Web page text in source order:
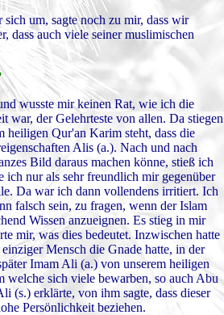
um, sagte noch zu mir, dass wir
dass auch viele seiner muslimischen
wusste mir keinen Rat, wie ich die
war, der Gelehrteste von allen. Da stiegen
heiligen Qur'an Karim steht, dass die
Alis (a.). Nach und nach
Bild daraus machen könne, stieß ich
nur als sehr freundlich mir gegenüber
Da war ich dann vollendens irritiert. Ich
falsch sein, zu fragen, wenn der Islam
Wissen anzueignen. Es stieg in mir
mir, was dies bedeutet. Inzwischen hatte
Mensch die Gnade hatte, in der
Imam Ali (a.) von unserem heiligen
welche sich viele bewarben, so auch Abu
(s.) erklärte, von ihm sagte, dass dieser
Persönlichkeit beziehen.